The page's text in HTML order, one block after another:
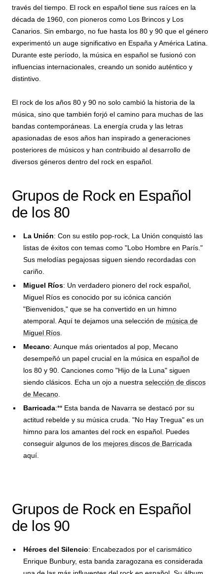
través del tiempo. El rock en español tiene sus raíces en la
década de 1960, con pioneros como Los Brincos y Los
Canarios. Sin embargo, no fue hasta los 80 y 90 que el género
experimentó un auge significativo en España y América Latina.
Durante este período, la música en español se fusionó con
influencias internacionales, creando un sonido auténtico y
distintivo.
El rock de los años 80 y 90 no solo cambió la historia de la
música, sino que también forjó el camino para muchas de las
bandas contemporáneas. La energía cruda y las letras
apasionadas de esos años han inspirado a generaciones
posteriores de músicos y han contribuido al desarrollo de
diversos géneros dentro del rock en español.
Grupos de Rock en Español
de los 80
La Unión: Con su estilo pop-rock, La Unión conquistó las
listas de éxitos con temas como "Lobo Hombre en París."
Sus melodías pegajosas siguen siendo recordadas con
cariño.
Miguel Ríos: Un verdadero pionero del rock español,
Miguel Ríos es conocido por su icónica canción
"Bienvenidos," que se ha convertido en un himno
atemporal. Aquí te dejamos una selección de música de
Miguel Ríos.
Mecano: Aunque más orientados al pop, Mecano
desempeñó un papel crucial en la música en español de
los 80 y 90. Canciones como "Hijo de la Luna" siguen
siendo clásicos. Echa un ojo a nuestra selección de discos
de Mecano.
Barricada:** Esta banda de Navarra se destacó por su
actitud rebelde y su música cruda. "No Hay Tregua" es un
himno para los amantes del rock en español. Puedes
conseguir algunos de los mejores discos de Barricada
aquí.
Grupos de Rock en Español
de los 90
Héroes del Silencio: Encabezados por el carismático
Enrique Bunbury, esta banda zaragozana es considerada